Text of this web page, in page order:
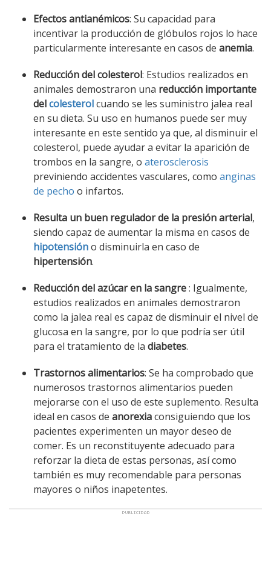
Efectos antianémicos: Su capacidad para
incentivar la producción de glóbulos rojos lo hace
particularmente interesante en casos de anemia.
Reducción del colesterol: Estudios realizados en
animales demostraron una reducción importante
delcolesterolcuando se les suministro jalea real
en su dieta. Su uso en humanos puede ser muy
interesante en este sentido ya que, al disminuir el
colesterol, puede ayudar a evitar la aparición de
trombos en la sangre, o aterosclerosis
previniendo accidentes vasculares, como anginas
de pecho o infartos.
Resulta un buen regulador de la presión arterial,
siendo capaz de aumentar la misma en casos de
hipotensióno disminuirla en caso de
hipertensión.
Reducción del azúcar en la sangre: Igualmente,
estudios realizados en animales demostraron
como la jalea real es capaz de disminuir el nivel de
glucosa en la sangre, por lo que podría ser útil
para el tratamiento de la diabetes.
Trastornos alimentarios: Se ha comprobado que
numerosos trastornos alimentarios pueden
mejorarse con el uso de este suplemento. Resulta
ideal en casos de anorexiaconsiguiendo que los
pacientes experimenten un mayor deseo de
comer. Es un reconstituyente adecuado para
reforzar la dieta de estas personas, así como
también es muy recomendable para personas
mayores o niños inapetentes.